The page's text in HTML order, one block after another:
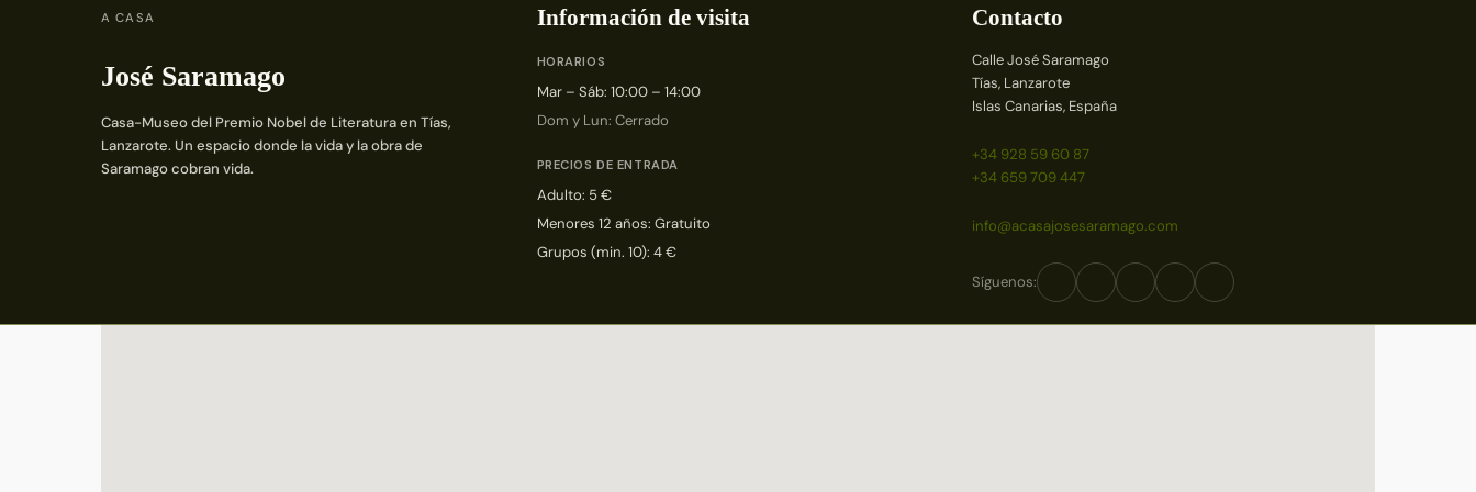
A CASA
José Saramago
Casa-Museo del Premio Nobel de Literatura en Tías,
Lanzarote. Un espacio donde la vida y la obra de
Saramago cobran vida.
Información de visita
HORARIOS
Mar – Sáb: 10:00 – 14:00
Dom y Lun: Cerrado
PRECIOS DE ENTRADA
Adulto: 5 €
Menores 12 años: Gratuito
Grupos (min. 10): 4 €
Contacto
Calle José Saramago
Tías, Lanzarote
Islas Canarias, España
+34 928 59 60 87
+34 659 709 447
info@acasajosesaramago.com
Síguenos: